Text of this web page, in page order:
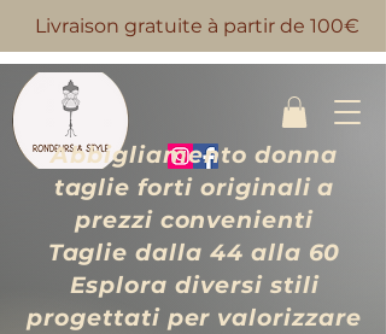
Livraison gratuite à partir de 100€
Abbigliamento donna
taglie forti originali a
prezzi convenienti
Taglie dalla 44 alla 60
Esplora diversi stili
progettati per valorizzare